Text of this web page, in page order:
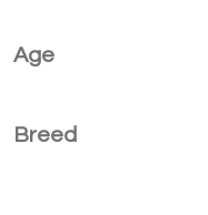
Age
Breed